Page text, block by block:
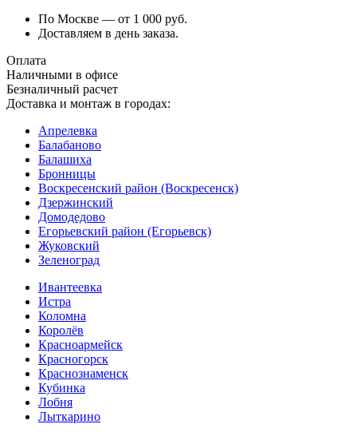
По Москве — от 1 000 руб.
Доставляем в день заказа.
Оплата
Наличными в офисе
Безналичный расчет
Доставка и монтаж в городах:
Апрелевка
Балабаново
Балашиха
Бронницы
Воскресенский район (Воскресенск)
Дзержинский
Домодедово
Егорьевский район (Егорьевск)
Жуковский
Зеленоград
Ивантеевка
Истра
Коломна
Королёв
Красноармейск
Красногорск
Краснознаменск
Кубинка
Лобня
Лыткарино